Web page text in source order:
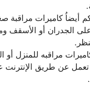
أيضاُ كاميرات مراقبة
على الجدران أو الأسقف
مراقبه للمنزل أو
تعمل عن طريق الإنترنت